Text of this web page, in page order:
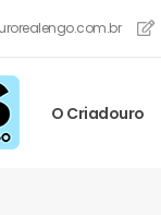
O Criadouro